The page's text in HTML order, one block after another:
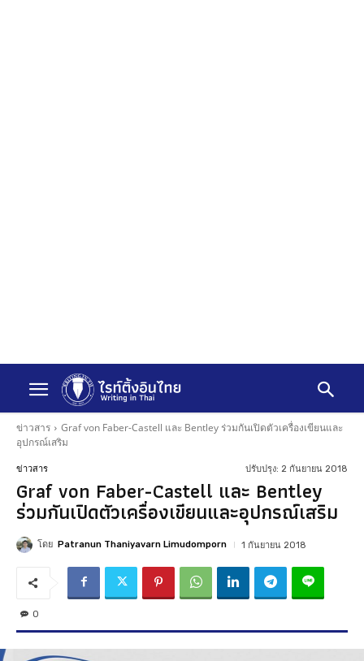
ข่าวสาร
Graf von Faber-Castell และ Bentley ร่วมกันเปิดตัวเครื่องเขียนและ
อุปกรณ์เสริม
ข่าวสาร ปรับปรุง: 2 กันยายน 2018
Graf von Faber-Castell และ Bentley
ร่วมกันเปิดตัวเครื่องเขียนและอุปกรณ์เสริม
โดย Patranun Thaniyavarn Limudomporn 1 กันยายน 2018
0